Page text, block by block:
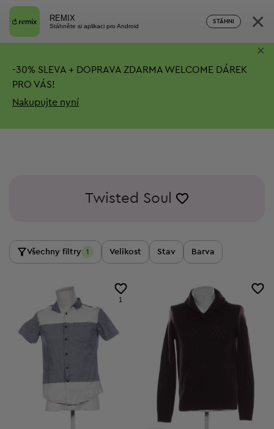
REMIX
Stáhněte si aplikaci pro Android
STÁHNI ×
-30% SLEVA + DOPRAVA ZDARMA WELCOME DÁREK
PRO VÁS!
Nakupujte nyní
×
Twisted Soul
Všechny filtry 1 Velikost Stav Barva
1